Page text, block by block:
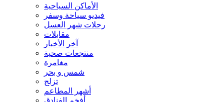
الأماكن السياحية
فيديو سياحة وسفر
رحلات شهر العسل
مقابلات
آخر الأخبار
منتجعات صحية
مغامرة
شمس و بحر
تزلج
أشهر المطاعم